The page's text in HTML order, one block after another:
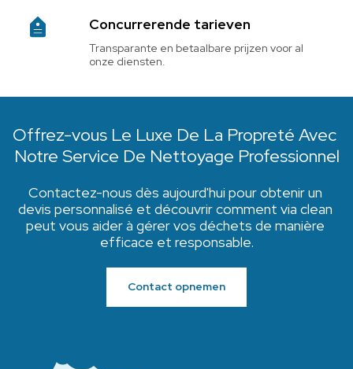
Concurrerende tarieven
Transparante en betaalbare prijzen voor al
onze diensten.
Offrez-vous Le Luxe De La Propreté Avec
Notre Service De Nettoyage Professionnel
Contactez-nous dès aujourd'hui pour obtenir un
devis personnalisé et découvrir comment via clean
peut vous aider à gérer vos déchets de manière
efficace et responsable.
Contact opnemen